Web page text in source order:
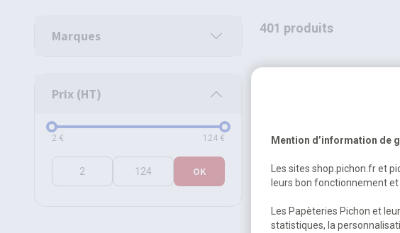
Marques
Prix (HT)
Prix (HT)
2 € 124 €
OK
401 produits
Mention d’information de
Les sites shop.pichon.fr et
leurs bon fonctionnement
Les Papèteries Pichon et
statistiques, la